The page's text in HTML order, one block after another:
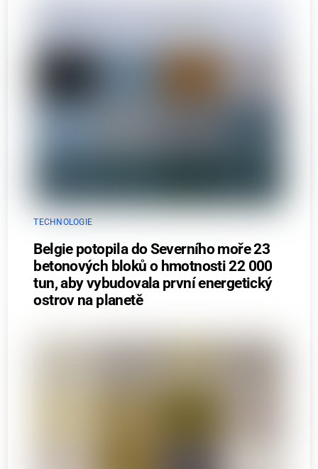
TECHNOLOGIE
Belgie potopila do Severního moře 23
betonových bloků o hmotnosti 22 000
tun, aby vybudovala první energetický
ostrov na planetě